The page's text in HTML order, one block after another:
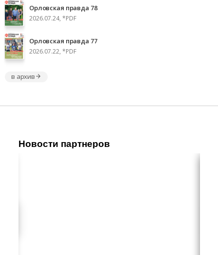
Орловская правда 78
2026.07.24, *PDF
Орловская правда 77
2026.07.22, *PDF
в архив
Новости партнеров